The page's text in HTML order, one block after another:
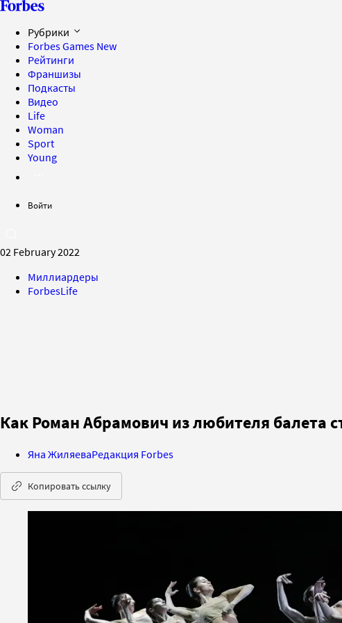
Рубрики
Forbes Games New
Рейтинги
Франшизы
Подкасты
Видео
Life
Woman
Sport
Young
Войти
02 February 2022
Миллиардеры
ForbesLife
Как Роман Абрамович из любителя балета
Яна ЖиляеваРедакция Forbes
Копировать ссылку